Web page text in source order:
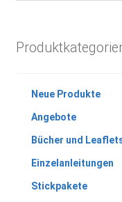
Neue Produkte
Angebote
Bücher und
Einzelanleitungen
Stickpakete